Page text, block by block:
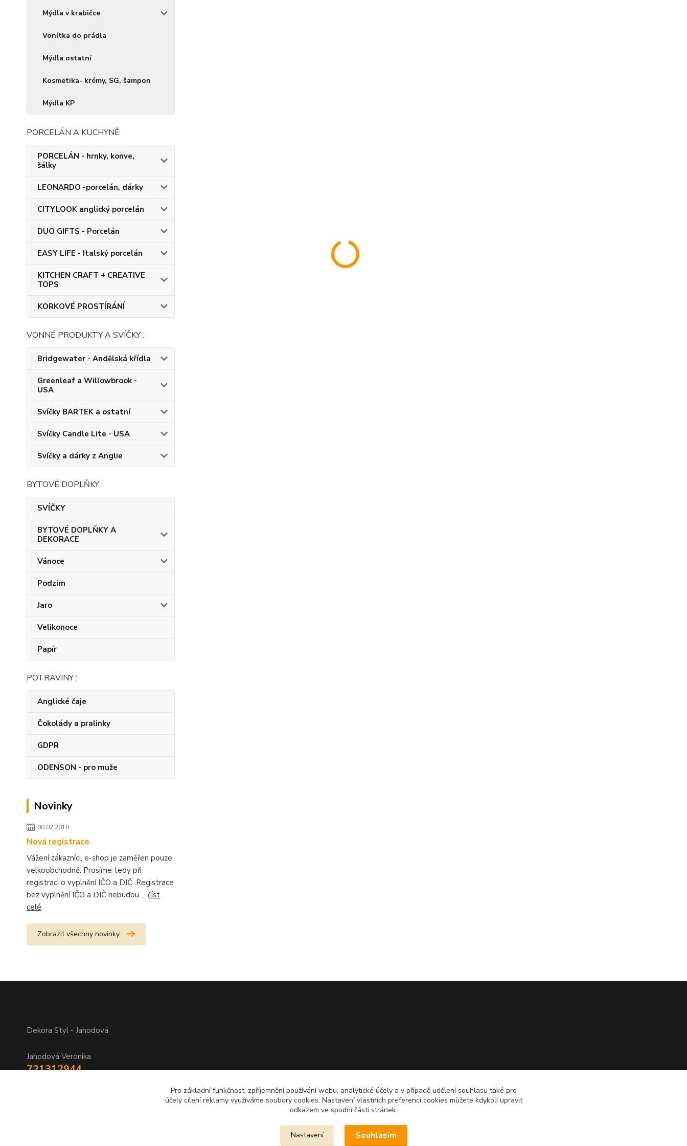
Mýdla v krabičce
Vonítka do prádla
Mýdla ostatní
Kosmetika- krémy, SG, šampon
Mýdla KP
PORCELÁN A KUCHYNĚ:
PORCELÁN - hrnky, konve,
šálky
LEONARDO -porcelán, dárky
CITYLOOK anglický porcelán
DUO GIFTS - Porcelán
EASY LIFE - Italský porcelán
KITCHEN CRAFT + CREATIVE
TOPS
KORKOVÉ PROSTÍRÁNÍ
VONNÉ PRODUKTY A SVÍČKY :
Bridgewater - Andělská křídla
Greenleaf a Willowbrook -
USA
Svíčky BARTEK a ostatní
Svíčky Candle Lite - USA
Svíčky a dárky z Anglie
BYTOVÉ DOPLŇKY :
SVÍČKY
BYTOVÉ DOPLŇKY A
DEKORACE
Vánoce
Podzim
Jaro
Velikonoce
Papír
POTRAVINY :
Anglické čaje
Čokolády a pralinky
GDPR
ODENSON - pro muže
Novinky
08.02.2018
Nová registrace
Vážení zákazníci, e-shop je zaměřen pouze
velkoobchodně. Prosíme tedy při
registraci o vyplnění IČO a DIČ. Registrace
bez vyplnění IČO a DIČ nebudou ... číst
celé
Zobrazit všechny novinky
Dekora Styl - Jahodová
Jahodová Veronika
721312944
Pro základní funkčnost, zpříjemnění používání webu, analytické účely a v případě udělení souhlasu také pro
účely cílení reklamy využíváme soubory cookies. Nastavení vlastních preferencí cookies můžete kdykoli upravit
odkazem ve spodní části stránek.
Nastavení Souhlasím